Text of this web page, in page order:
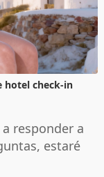
hotel check-in
responder a
estaré